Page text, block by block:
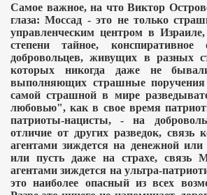
Самое важное, на что Виктор
глаза: Моссад - это не только
управленческим центром в
степени тайное, конспиративное
добровольцев, живущих в разных
которых никогда даже не
выполняющих страшные
самой страшной в мире
любовью", как в свое время
патриоты-нацисты, - на
отличие от других разведок, связь
агентами зиждется на денежной или
или пусть даже на страхе, связь
агентами зиждется на ультра-
это наиболее опасный из всех